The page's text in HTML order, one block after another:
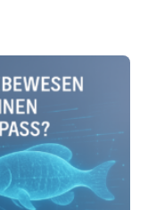
Bremen –
Earth
fasst bestehende
interpretiert sie
hydrothermalen
Ozeanbecken